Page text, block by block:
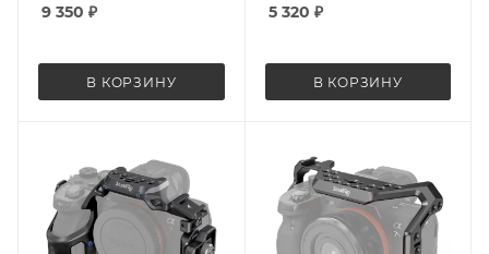
9 350 ₽
В КОРЗИНУ
5 320 ₽
В КОРЗИНУ